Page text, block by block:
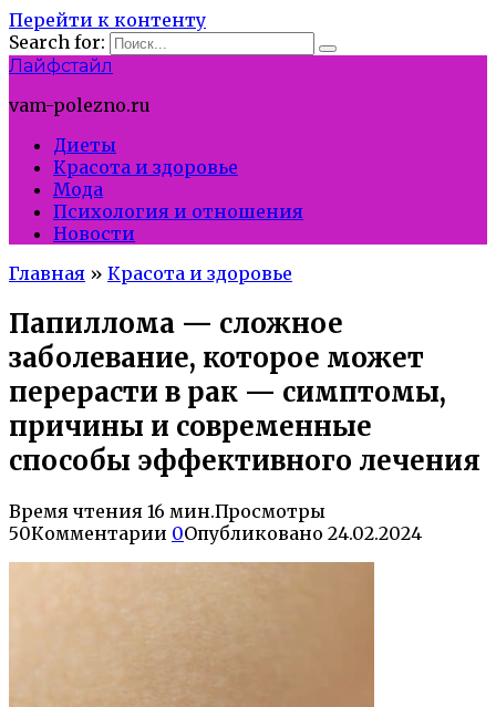
Перейти к контенту
Search for:
Лайфстайл
vam-polezno.ru
Диеты
Красота и здоровье
Мода
Психология и отношения
Новости
Главная » Красота и здоровье
Папиллома — сложное
заболевание, которое может
перерасти в рак — симптомы,
причины и современные
способы эффективного лечения
Время чтения 16 мин.Просмотры
50Комментарии 0Опубликовано 24.02.2024